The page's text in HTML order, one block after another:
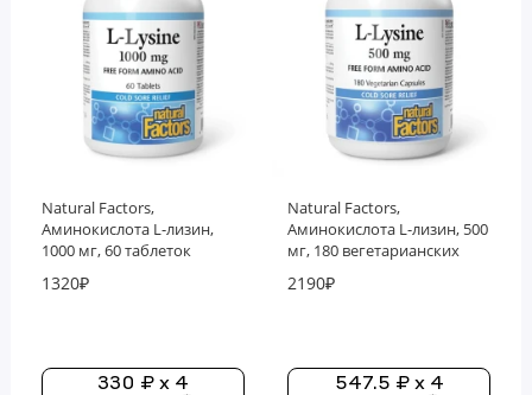
Фосфолипиды
Витамины
Natural Factors,
Аминокислота L-лизин,
1000 мг, 60 таблеток
1320₽
330 ₽ x 4
Natural Factors,
Аминокислота L-лизин, 500
мг, 180 вегетарианских
2190₽
547.5 ₽ x 4